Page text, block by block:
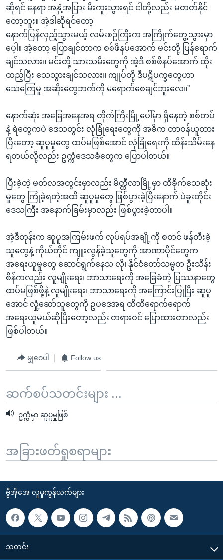
ဆိုရင် နေရာ အနှံ့အပြား မီးကူးသွားရင် ငါတို့လည်း မတတ်နိုင်
တော့ဘူး။ အဲ့ဒါဆိုရင်တော့
နောက်ပြန်လှည့်သွားမယ့် လမ်းစဉ်ကြီးက အကြိုက်တွေ့သွားမှာ
ပေ့ါ။ အဲ့တော့ ပြောချင်တာက စစ်ဖိနပ်အောက် မင်းတို့ ပြန်ရောက်
ချင်သလား။ မင်းတို့ သားသမီးတွေကို အဲ့ဒီ စစ်ဖိနပ်အောက် ထိုး
ထည့်ပြီး သေသွားချင်သလား။ ကျုပ်တို့ ဒီပဋိပက္ခတွေဟာ
သေကြေမှု အဆိုးတွေဘက်ကို မရောက်စေချင်ဘူးလေ။”
နောက်ဆုံး အခြေအနေအရ တိုက်ကြီးမြို့ပေါ်မှာ ရှိနေတဲ့ စစ်တပ်
နဲ့ ရဲတွေကပဲ ဒေသတွင်း လုံခြုံရေးတွေကို အဓိက တာဝန်ယူထား
ပြီးတော့ ဆူပူမှုတွေ ထပ်မဖြစ်အောင် လုံခြုံရေးကို ထိန်းသိမ်းနေ
ရတယ်လို့လည်း ဥက္ကံဒေသခံတွေက ပြောပါတယ်။
ပြီးခဲ့တဲ့ မတ်လအတွင်းမှာလည်း မိတ္ထီလာမြို့မှာ ထိခိုက်သေဆုံး
မှုတွေ ကြုံခဲ့ရတဲ့အထိ ဆူပူမှုတွေ ဖြစ်ပွားခဲ့ပြီးနောက် ပဲခူးတိုင်း
ဒေသကြီး အနောက်ခြမ်းမှာလည်း ဖြစ်ပွားခဲ့တာပါ။
အဲ့ဒီတုန်းက ဆူပူအကြမ်းဖက် လုပ်ရပ်အချို့ကို စတင် ဖန်တီးခဲ့
သူတွေနဲ့ ကိုယ်တိုင် ကျူးလွန်ခဲ့သူတွေကို အာဏာပိုင်တွေက
အရေးယူမှုတွေ ဆောင်ရွက်နေသ လို၊ နိုင်ငံတော်သမ္မတ ဦးသိန်း
စိန်ကလည်း လူမျိုးရေး၊ ဘာသာရေးကို အခြေခံတဲ့ ပြဿနာတွေ
ထပ်မဖြစ်ဖို့နဲ့ လူမျိုးရေး၊ ဘာသာရေးကို အကြောင်းပြုပြီး ဆူပူ
အောင် လှုံ့ဆော်သူတွေကို ဥပဒေအရ ထိထိရောက်ရောက်
အရေးယူမယ်ဆိုပြီးတော့လည်း တရားဝင် ပြောထားတာလည်း
ဖြစ်ပါတယ်။
မျှဝေပါ Follow us
ဆက်စပ်သတင်းများ ...
ဥက္ကံမှာ ဆူပူမှုဖြစ်
အခြားဖတ်ရှုစရာများ
ဗွီအိုအေ လူမှုကွန်ယက်များ
သတင်း